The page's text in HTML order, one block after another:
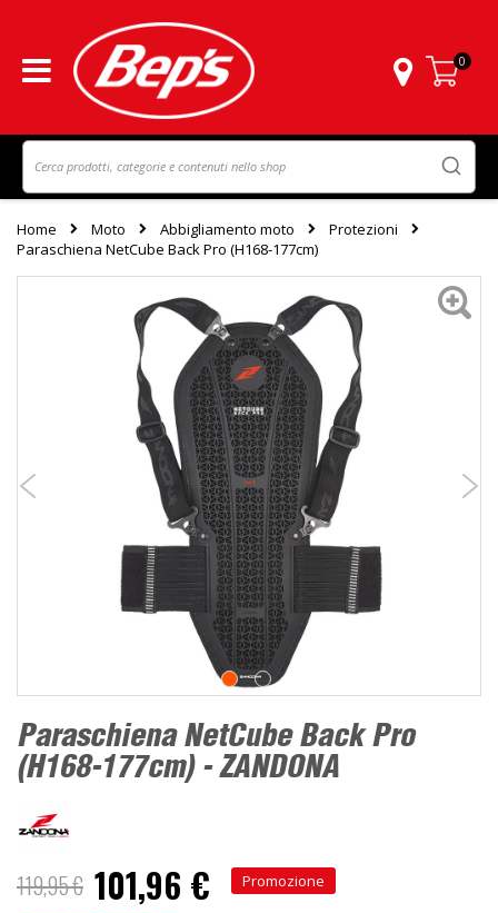
Carrello
0
Home Moto Abbigliamento moto
Protezioni
Paraschiena NetCube Back Pro (H168-177cm)
Paraschiena NetCube Back Pro
(H168-177cm) - ZANDONA
119,95 € 101,96 € Promozione